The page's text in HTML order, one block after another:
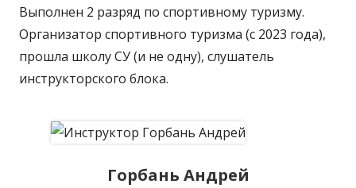
Выполнен 2 разряд по спортивному туризму.
Организатор спортивного туризма (с 2023 года),
прошла школу СУ (и не одну), слушатель
инструкторского блока.
Горбань Андрей